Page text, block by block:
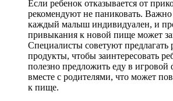
Если ребенок отказывается от
рекомендуют не паниковать.
каждый малыш индивидуален, и
привыкания к новой пище может
Специалисты советуют предлагать
продукты, чтобы заинтересовать
полезно предложить еду в игровой
вместе с родителями, что может
к пище.